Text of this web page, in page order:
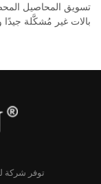
تسويق المحاصيل
بالات غير مُشكَّلة جيدًا
توفر شركة